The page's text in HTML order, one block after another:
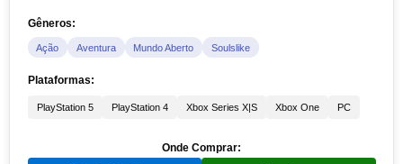
Gêneros:
Ação Aventura Mundo Aberto Soulslike
Plataformas:
PlayStation 5 PlayStation 4 Xbox Series X|S Xbox One PC
Onde Comprar: